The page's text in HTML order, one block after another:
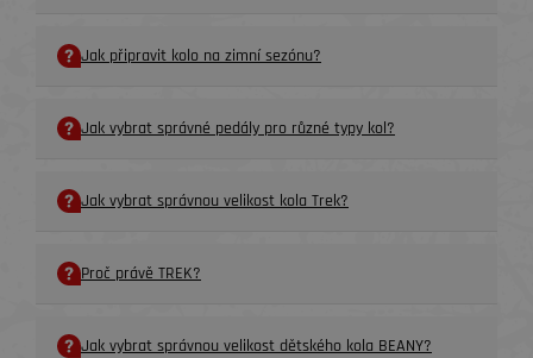
Jak připravit kolo na zimní sezónu?
Jak vybrat správné pedály pro různé typy kol?
Jak vybrat správnou velikost kola Trek?
Proč právě TREK?
Jak vybrat správnou velikost dětského kola BEANY?